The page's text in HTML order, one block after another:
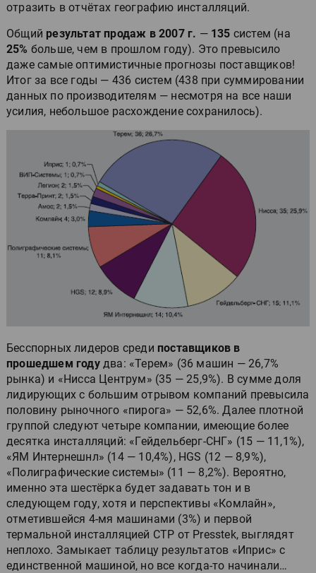
отразить в отчётах географию инсталляций.
Общий результат продаж в 2007 г. — 135 систем (на
25% больше, чем в прошлом году). Это превысило
даже самые оптимистичные прогнозы поставщиков!
Итог за все годы — 436 систем (438 при суммировании
данных по производителям — несмотря на все наши
усилия, небольшое расхождение сохранилось).
Бесспорных лидеров среди поставщиков в
прошедшем годудва: «Терем» (36 машин — 26,7%
рынка) и «Нисса Центрум» (35 — 25,9%). В сумме доля
лидирующих с большим отрывом компаний превысила
половину рыночного «пирога» — 52,6%. Далее плотной
группой следуют четыре компании, имеющие более
десятка инсталляций: «Гейдельберг-СНГ» (15 — 11,1%),
«ЯМ Интернешнл» (14 — 10,4%), HGS (12 — 8,9%),
«Полиграфические системы» (11 — 8,2%). Вероятно,
именно эта шестёрка будет задавать тон и в
следующем году, хотя и перспективы «Комлайн»,
отметившейся 4-мя машинами (3%) и первой
термальной инсталляцией CTP от Presstek, выглядят
неплохо. Замыкает таблицу результатов «Иприс» с
единственной машиной, но все когда-то начинали…